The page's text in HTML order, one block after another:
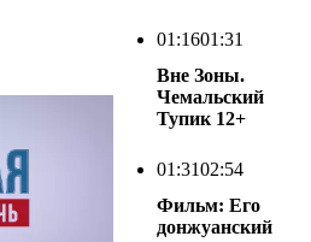
01:1601:31
Вне Зоны.
Чемальский
Тупик 12+
01:3102:54
Фильм: Его
донжуанский